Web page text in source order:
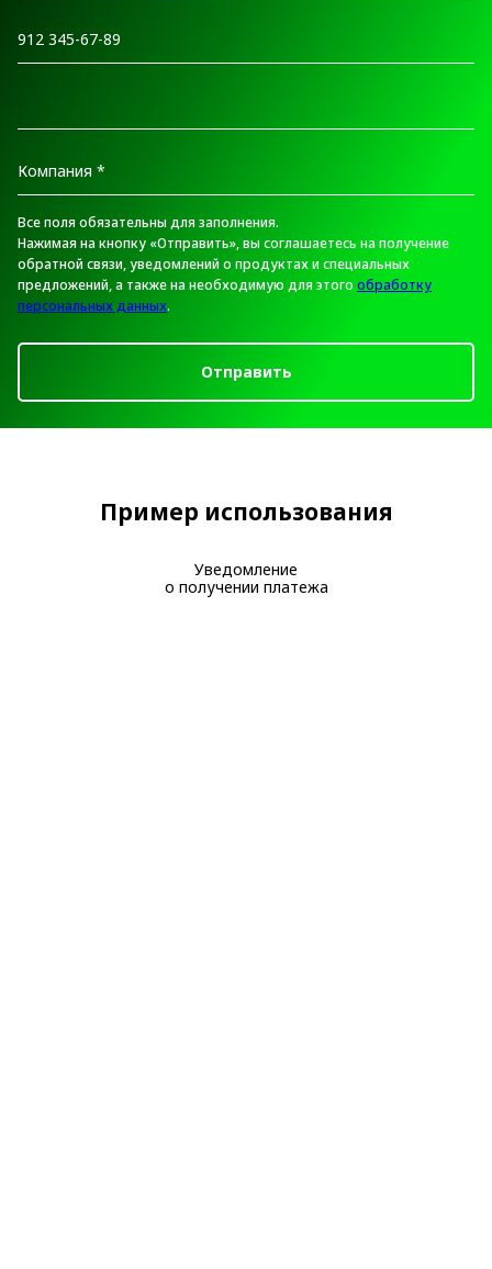
Все поля обязательны для заполнения.
Нажимая на кнопку «Отправить», вы соглашаетесь на получение
обратной связи, уведомлений о продуктах и специальных
предложений, а также на необходимую для этого обработку
персональных данных.
Отправить
Пример использования
Уведомление
о получении платежа